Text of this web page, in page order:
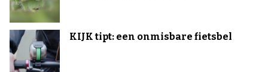
KIJK tipt: een onmisbare fietsbel